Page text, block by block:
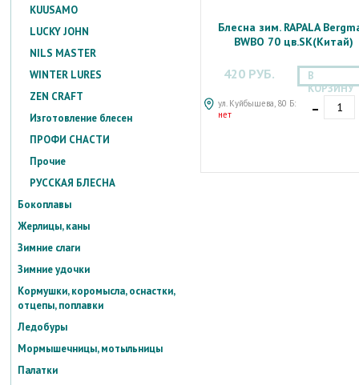
KUUSAMO
LUCKY JOHN
NILS MASTER
WINTER LURES
ZEN CRAFT
Изготовление блесен
ПРОФИ СНАСТИ
Прочие
РУССКАЯ БЛЕСНА
Бокоплавы
Жерлицы, каны
Зимние слаги
Зимние удочки
Кормушки, коромысла, оснастки,
отцепы, поплавки
Ледобуры
Мормышечницы, мотыльницы
Палатки
Блесна зим. RAPALA
BWBO 70 цв.SK(Китай)
420 РУБ.
ул. Куйбышева, 80 Б:
нет
В
КОРЗИНУ
-